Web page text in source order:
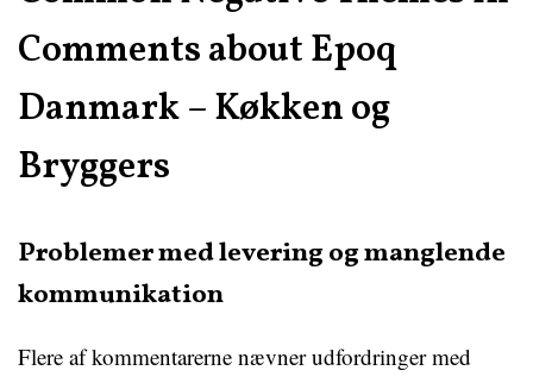
Comments about Epoq
Danmark – Køkken og
Bryggers
Problemer med levering og manglende
kommunikation
Flere af kommentarerne nævner udfordringer med